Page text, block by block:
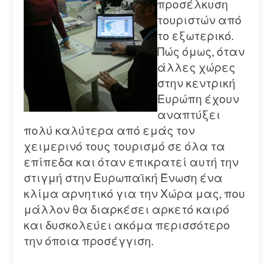
προσέλκυση
τουριστών από
το εξωτερικό.
Πώς όμως, όταν
άλλες χώρες
στην κεντρική
Ευρώπη έχουν
αναπτύξει
πολύ καλύτερα από εμάς τον
χειμερινό τους τουρισμό σε όλα τα
επίπεδα και όταν επικρατεί αυτή την
στιγμή στην Ευρωπαϊκή Ένωση ένα
κλίμα αρνητικό για την Χώρα μας, που
μάλλον θα διαρκέσει αρκετό καιρό
και δυσκολεύει ακόμα περισσότερο
την όποια προσέγγιση.